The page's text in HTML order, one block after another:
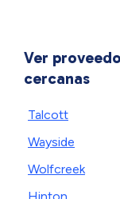
Ver
cercanas
Talcott
Wayside
Wolfcreek